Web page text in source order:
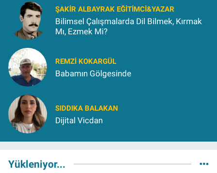
ŞAKIR ALBAYRAK EĞITIMCI&YAZAR
Bilimsel Çalışmalarda Dil Bilmek, Kırmak
Mı, Ezmek Mi?
REMZI KOKARGÜL
Babamın Gölgesinde
SIDDIKA BALAKAN
Dijital Vicdan
Yükleniyor...